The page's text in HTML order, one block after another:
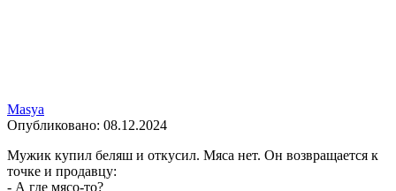
Masya
Опубликовано: 08.12.2024
Мужик купил беляш и откусил. Мяса нет. Он возвращается к
точке и продавцу:
- А где мясо-то?